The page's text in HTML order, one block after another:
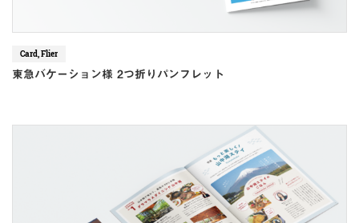
Card, Flier
東急バケーション様 2つ折りパンフレット